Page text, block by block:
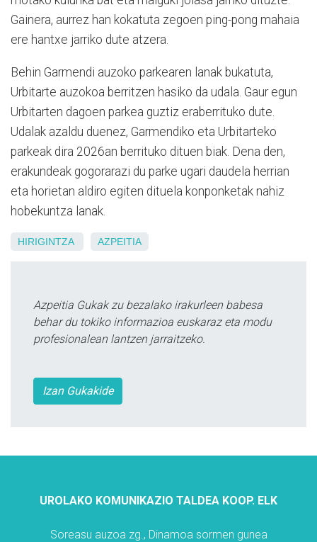
Gainera, aurrez han kokatuta zegoen ping-pong mahaia
ere hantxe jarriko dute atzera.
Behin Garmendi auzoko parkearen lanak bukatuta,
Urbitarte auzokoa berritzen hasiko da udala. Gaur egun
Urbitarten dagoen parkea guztiz eraberrituko dute.
Udalak azaldu duenez, Garmendiko eta Urbitarteko
parkeak dira 2026an berrituko dituen biak. Dena den,
erakundeak gogorarazi du parke ugari daudela herrian
eta horietan aldiro egiten dituela konponketak nahiz
hobekuntza lanak.
HIRIGINTZA AZPEITIA
Azpeitia Gukak zu bezalako irakurleen babesa
behar du tokiko informazioa euskaraz eta modu
profesionalean lantzen jarraitzeko.
Izan Gukakide
UROLAKO KOMUNIKAZIO TALDEA KOOP. ELK
Soreasu auzoa zg., Dinamoa sormen gunea